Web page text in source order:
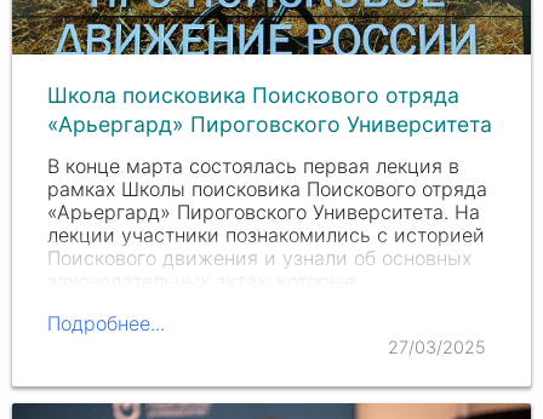
Школа поисковика Поискового отряда
«Арьергард» Пироговского Университета
В конце марта состоялась первая лекция в
рамках Школы поисковика Поискового отряда
«Арьергард» Пироговского Университета. На
лекции участники познакомились с историей
Поискового движения и узнали об основных
Подробнее...
27/03/2025